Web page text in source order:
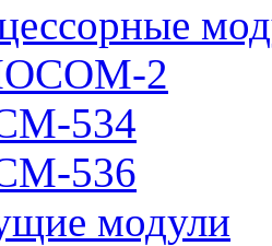
2
534
536
модули